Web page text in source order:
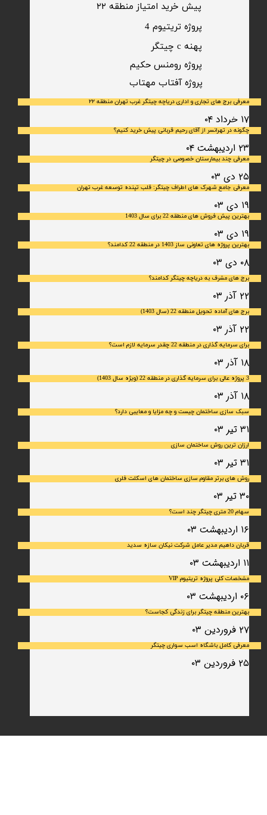
معرفی برج های تجاری و اداری دریاچه چیتگر غرب تهران منطقه ۲۲
۱۷ خرداد ۰۴
چگونه در تهرانسر از آقای رحیم قربانی پیش خرید کنیم؟
۲۳ اردیبهشت ۰۴
معرفی چند بیمارستان خصوصی در چیتگر
۲۵ دی ۰۳
معرفی جامع شهرک‌ های اطراف چیتگر: قلب تپنده توسعه غرب تهران
۱۹ دی ۰۳
بهترین پیش فروش های منطقه 22 برای سال 1403
۱۹ دی ۰۳
بهترین پروژه های تعاونی ساز 1403 در منطقه 22 کدامند؟
۰۸ دی ۰۳
برج های مشرف به دریاچه چیتگر کدامند؟
۲۲ آذر ۰۳
برج های آماده تحویل منطقه 22 (سال 1403)
۲۲ آذر ۰۳
برای سرمایه‌ گذاری در منطقه 22 چقدر سرمایه لازم است؟
۱۸ آذر ۰۳
3 پروژه عالی برای سرمایه گذاری در منطقه 22 (ویژه سال 1403)
۱۸ آذر ۰۳
سبک سازی ساختمان چیست و چه مزایا و معایبی دارد؟
۳۱ تیر ۰۳
ارزان ترین روش ساختمان سازی
۳۱ تیر ۰۳
روش های برتر مقاوم سازی ساختمان های اسکلت فلری
۳۰ تیر ۰۳
سهام 20 متری چیتگر چند است؟
۱۶ اردیبهشت ۰۳
قربان داهیم مدیر عامل شرکت نیکان سازه سدید
۱۱ اردیبهشت ۰۳
مشخصات کلی پروژه تریتیوم VIP
۰۶ اردیبهشت ۰۳
بهترین منطقه چیتگر برای زندگی کجاست؟
۲۷ فروردین ۰۳
معرفی کامل باشگاه اسب سواری چیتگر
۲۵ فروردین ۰۳
پیش خرید امتیاز منطقه ۲۲​​​​​​​
​پروژه آفتاب مهتاب
پروژه رومنس حکیم
پهنه c چیتگر
پروژه تریتیوم 4